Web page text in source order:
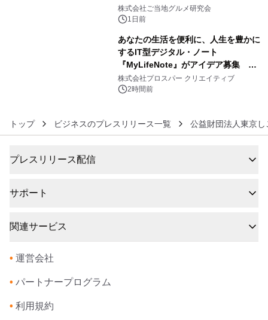
ウンで8月21日～31日まで11日間限定
開催～
株式会社ご当地グルメ研究会
1日前
あなたの生活を便利に、人生を豊かに
するIT型デジタル・ノート
『MyLifeNote』がアイデア募集 優
秀賞100名に1年間無償試用
株式会社プロスパー クリエイティブ
2時間前
トップ ビジネスのプレスリリース一覧 公益財団法人東京し
プレスリリース配信
サポート
関連サービス
• 運営会社
• パートナープログラム
• 利用規約